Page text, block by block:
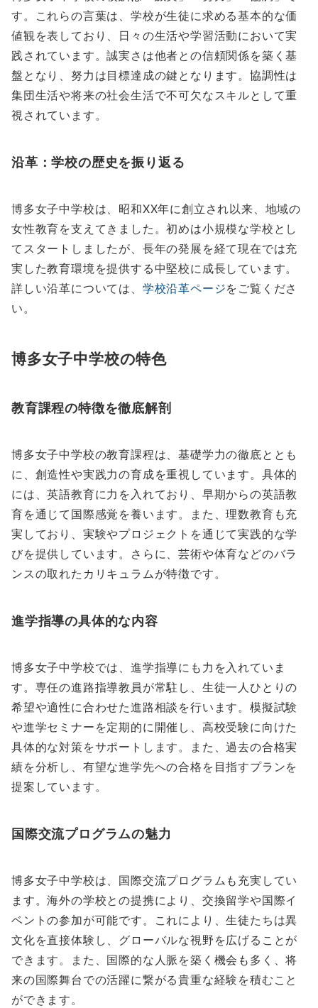
す。これらの言葉は、学校が生徒に求める基本的な価
値観を表しており、日々の生活や学習活動において実
践されています。誠実さは他者との信頼関係を築く基
盤となり、努力は目標達成の鍵となります。協調性は
集団生活や将来の社会生活で不可欠なスキルとして重
視されています。
沿革：学校の歴史を振り返る
博多女子中学校は、昭和XX年に創立され以来、地域の
女性教育を支えてきました。初めは小規模な学校とし
てスタートしましたが、長年の発展を経て現在では充
実した教育環境を提供する中堅校に成長しています。
詳しい沿革については、 学校沿革ページをご覧くださ
い。
博多女子中学校の特色
教育課程の特徴を徹底解剖
博多女子中学校の教育課程は、基礎学力の徹底ととも
に、創造性や実践力の育成を重視しています。具体的
には、英語教育に力を入れており、早期からの英語教
育を通じて国際感覚を養います。また、理数教育も充
実しており、実験やプロジェクトを通じて実践的な学
びを提供しています。さらに、芸術や体育などのバラ
ンスの取れたカリキュラムが特徴です。
進学指導の具体的な内容
博多女子中学校では、進学指導にも力を入れていま
す。専任の進路指導教員が常駐し、生徒一人ひとりの
希望や適性に合わせた進路相談を行います。模擬試験
や進学セミナーを定期的に開催し、高校受験に向けた
具体的な対策をサポートします。また、過去の合格実
績を分析し、有望な進学先への合格を目指すプランを
提案しています。
国際交流プログラムの魅力
博多女子中学校は、国際交流プログラムも充実してい
ます。海外の学校との提携により、交換留学や国際イ
ベントの参加が可能です。これにより、生徒たちは異
文化を直接体験し、グローバルな視野を広げることが
できます。また、国際的な人脈を築く機会も多く、将
来の国際舞台での活躍に繋がる貴重な経験を積むこと
ができます。